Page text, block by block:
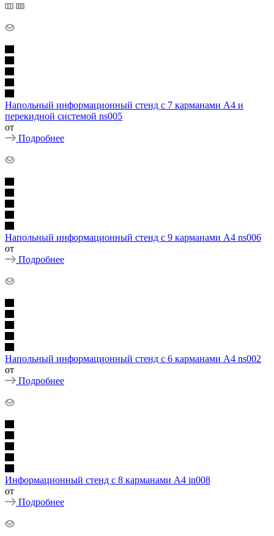
Напольный информационный стенд с 7 карманами А4 и
перекидной системой ns005
от
Подробнее
Напольный информационный стенд с 9 карманами А4 ns006
от
Подробнее
Напольный информационный стенд с 6 карманами А4 ns002
от
Подробнее
Информационный стенд с 8 карманами А4 in008
от
Подробнее